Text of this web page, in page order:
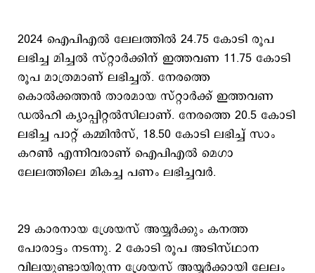
2024 ഐപിഎല്‍ ലേലത്തില്‍ 24.75 കോടി രൂപ
ലഭിച്ച മിച്ചല്‍ സ്റ്റാര്‍ക്കിന് ഇത്തവണ 11.75 കോടി
രൂപ മാത്രമാണ് ലഭിച്ചത്. നേരത്തെ
കൊല്‍ക്കത്തന്‍ താരമായ സ്റ്റാര്‍ക്ക് ഇത്തവണ
ഡല്‍ഹി ക്യാപ്പിറ്റല്‍സിലാണ്. നേരത്തെ 20.5 കോടി
ലഭിച്ച പാറ്റ് കമ്മിന്‍സ്, 18.50 കോടി ലഭിച്ച് സാം
കറണ്‍ എന്നിവരാണ് ഐപിഎല്‍ മെഗാ
ലേലത്തിലെ മികച്ച പണം ലഭിച്ചവര്‍.
29 കാരനായ ശ്രേയസ് അയ്യര്‍ക്കും കനത്ത
പോരാട്ടം നടന്നു. 2 കോടി രൂപ അടിസ്ഥാന
വിലയുണ്ടായിരുന്ന ശ്രേയസ് അയ്യര്‍ക്കായി ലേലം